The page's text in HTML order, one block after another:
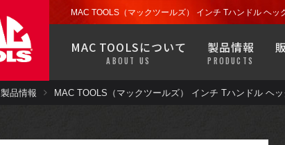
MAC TOOLSについて
ABOUT US
製品情報
PRODUCTS
ツール ラチェット
お近くの販売代理店から探す
ストレージ ラチェット
ドライバー プライヤー
お近くの販売代理店から探す
MACバンで移動販売中！
お近くの郵便番号を入力して検索できます。
よくある質問
MAC TOOLS（マックツールズ） インチ Tハンドル ヘ
製品情報